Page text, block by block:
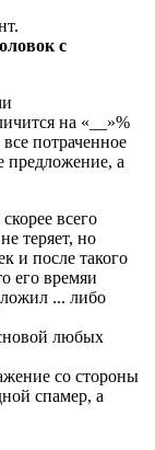
с
на «__»%
потраченное
предложение, а
всего
теряет, но
и после такого
его времяи
... либо
любых
со стороны
спамер, а